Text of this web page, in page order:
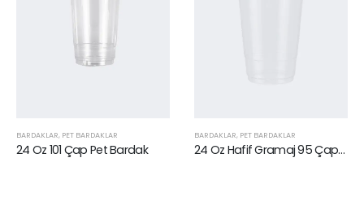
BARDAKLAR, PET BARDAKLAR
24 Oz 101 Çap Pet Bardak
BARDAKLAR, PET BARDAKLAR
24 Oz Hafif Gramaj 95 Çap PP Bardak